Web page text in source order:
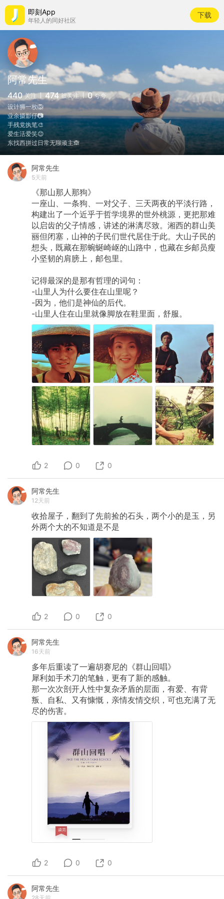
即刻App
年轻人的同好社区
下载
阿常先生
440 关注 474 被关注 0 夸夸
设计狮一枚🦁️
业余摄影仔📷
手残党执笔🎨
爱生活爱笑😊
东找西拼过日常无聊顽主🙈
阿常先生
5天前
《那山那人那狗》
一座山、一条狗、一对父子、三天两夜的平淡行路，
构建出了一个近乎于哲学境界的世外桃源，更把那难
以启齿的父子情感，讲述的淋漓尽致。湘西的群山美
丽但闭塞，山神的子民们世代居住于此。大山子民的
想头，既藏在那蜿蜒崎岖的山路中，也藏在乡邮员瘦
小坚韧的肩膀上，邮包里。
记得最深的是那有哲理的词句：
-山里人为什么要住在山里呢？
-因为，他们是神仙的后代。
-山里人住在山里就像脚放在鞋里面，舒服。
2 0 0
阿常先生
12天前
收拾屋子，翻到了先前捡的石头，两个小的是玉，另
外两个大的不知道是不是
2 0 0
阿常先生
16天前
多年后重读了一遍胡赛尼的《群山回唱》
犀利如手术刀的笔触，更有了新的感触。
那一次次剖开人性中复杂矛盾的层面，有爱、有背
叛、自私、又有慷慨，亲情友情交织，可也充满了无
尽的伤害。
2 0 0
阿常先生